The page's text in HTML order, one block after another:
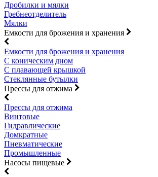
Дробилки и мялки
Гребнеотделитель
Мялки
Емкости для брожения и хранения
Емкости для брожения и хранения
С коническим дном
С плавающей крышкой
Стеклянные бутылки
Прессы для отжима
Прессы для отжима
Винтовые
Гидравлические
Домкратные
Пневматические
Промышленные
Насосы пищевые